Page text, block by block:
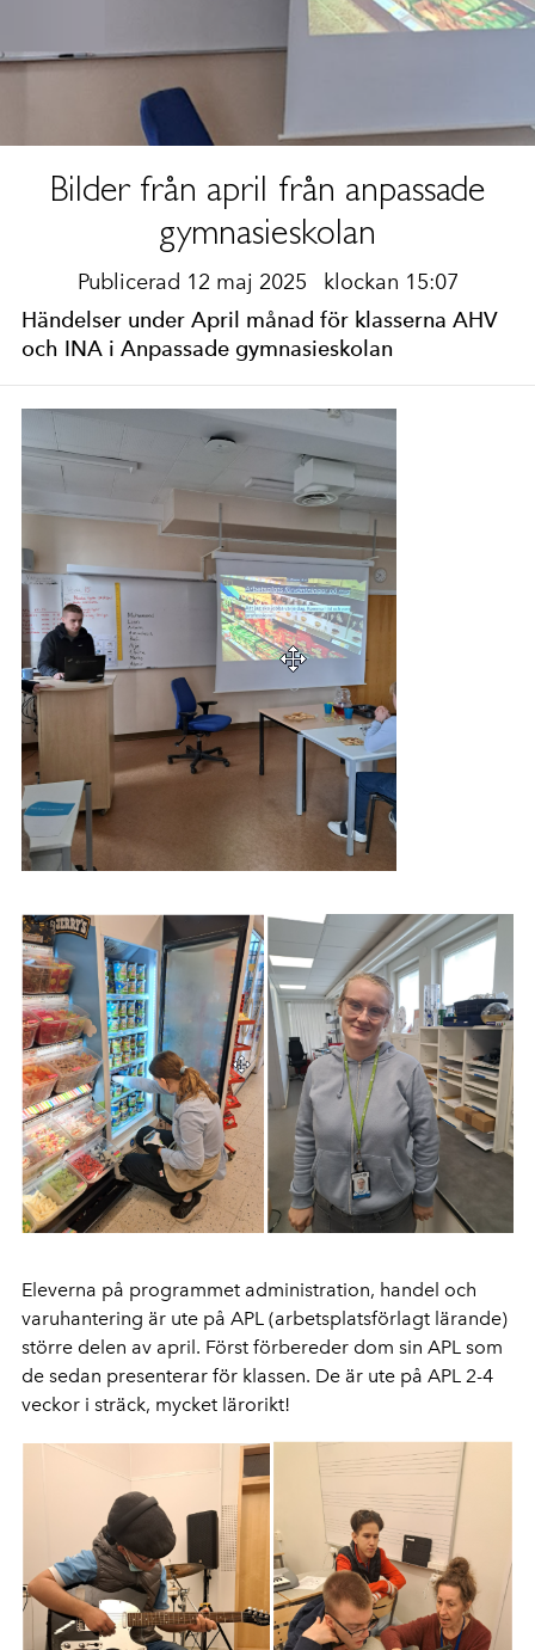
Bilder från april från anpassade
gymnasieskolan
Publicerad 12 maj 2025 klockan 15:07
Händelser under April månad för klasserna AHV
och INA i Anpassade gymnasieskolan
Eleverna på programmet administration, handel och
varuhantering är ute på APL (arbetsplatsförlagt lärande)
större delen av april. Först förbereder dom sin APL som
de sedan presenterar för klassen. De är ute på APL 2-4
veckor i sträck, mycket lärorikt!